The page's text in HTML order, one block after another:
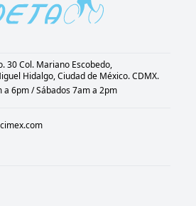
30 Col. Mariano Escobedo,
Hidalgo, Ciudad de México. CDMX.
a 6pm / Sábados 7am a 2pm